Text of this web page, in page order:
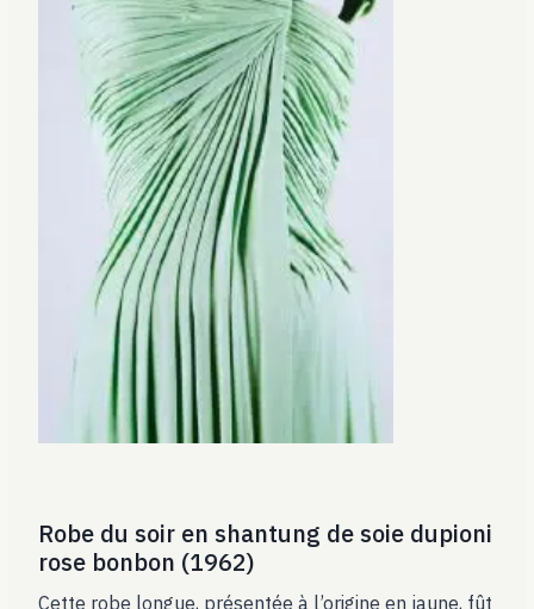
Robe du soir en shantung de soie dupioni
rose bonbon (1962)
Cette robe longue, présentée à l’origine en jaune, fût